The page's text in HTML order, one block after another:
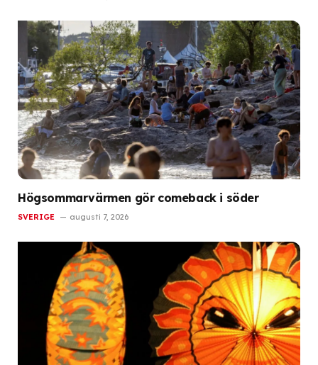
Högsommarvärmen gör comeback i söder
SVERIGE augusti 7, 2026